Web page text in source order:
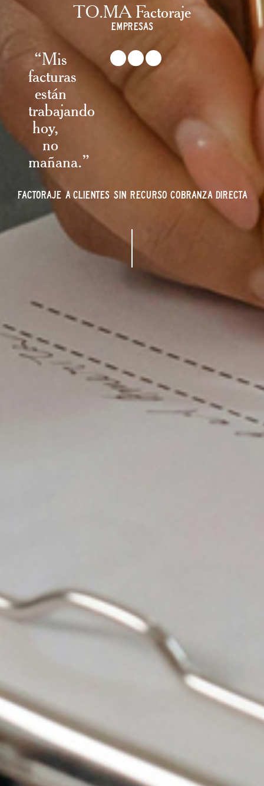
TO.MA Factoraje
EMPRESAS
“Mis
facturas
están
trabajando
hoy,
no
mañana.”
FACTORAJE A CLIENTES SIN RECURSO COBRANZA DIRECTA